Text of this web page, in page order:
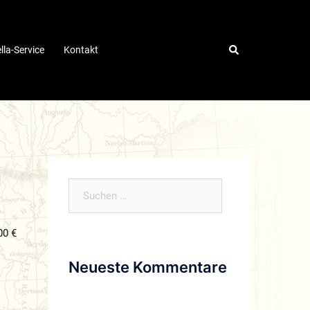
Service Kontakt
€
nach:
Neueste Kommentare